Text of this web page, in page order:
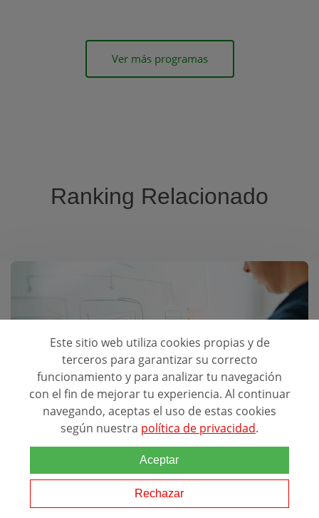
Ver más programas
Ranking Relacionado
Mejores Escuelas para estudiar:
Auxiliar Administrativo Local
Estudios y experiencia laboral de GESTOR PARA
Este sitio web utiliza cookies propias y de
terceros para garantizar su correcto
funcionamiento y para analizar tu navegación
con el fin de mejorar tu experiencia. Al continuar
navegando, aceptas el uso de estas cookies
según nuestra política de privacidad.
Aceptar
Rechazar